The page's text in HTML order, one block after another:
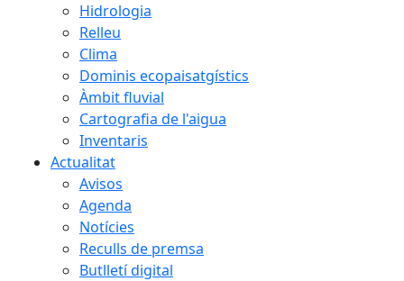
Hidrologia
Relleu
Clima
Dominis ecopaisatgístics
Àmbit fluvial
Cartografia de l'aigua
Inventaris
Actualitat
Avisos
Agenda
Notícies
Reculls de premsa
Butlletí digital